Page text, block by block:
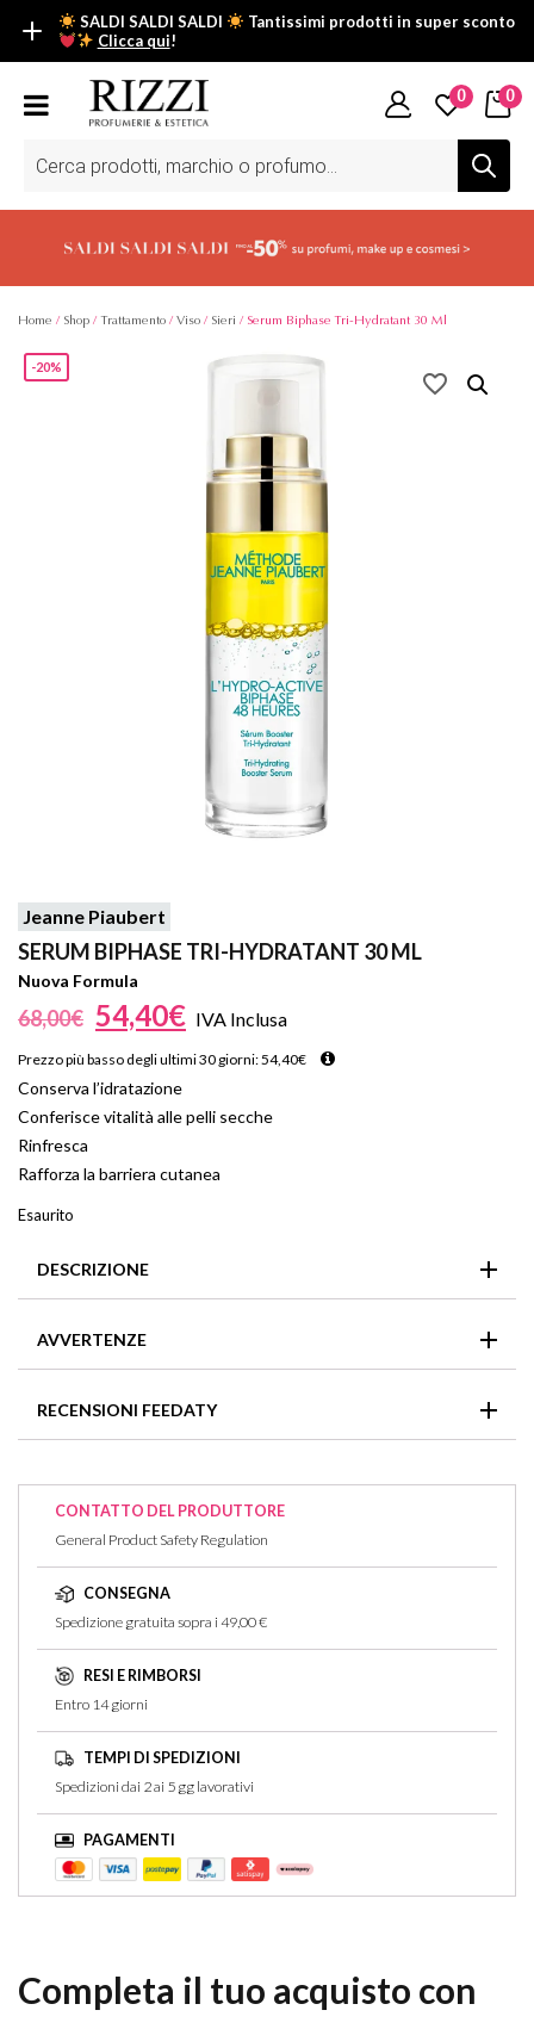
SALDI SALDI SALDI
Tantissimi prodotti in super sconto
Clicca qui!
SALDI SALDI SALDI
Fino al -50% su tantissimi prodotti beauty nella sezione saldi: il
Scopri tutti i prodotti in super saldo!Clicca qui
prodotti
0 0
Home / Shop / Trattamento / Viso / Sieri / Serum Biphase Tri-Hydratant 30 Ml
-20%
Jeanne Piaubert
SERUM BIPHASE TRI-HYDRATANT 30 ML
Nuova Formula
68,00€ 54,40€ IVA Inclusa
Prezzo più basso degli ultimi 30 giorni:54,40€
Conserva l’idratazione
Conferisce vitalità alle pelli secche
Rinfresca
Rafforza la barriera cutanea
Esaurito
DESCRIZIONE
le riserve di acqua e protegge la pelle dalla disidratazione.
Lipofase: ricca di emollienti e di olio di cartamo, nutre
AVVERTENZE
e abbondantemente.
RECENSIONI FEEDATY
Non ci sono recensioni per questo articolo
CONTATTO DEL PRODUTTORE
General Product Safety Regulation
CONSEGNA
Spedizione gratuita sopra i 49,00 €
RESI E RIMBORSI
Entro 14 giorni
TEMPI DI SPEDIZIONI
Spedizioni dai 2 ai 5 gg lavorativi
PAGAMENTI
Completa il tuo acquisto con